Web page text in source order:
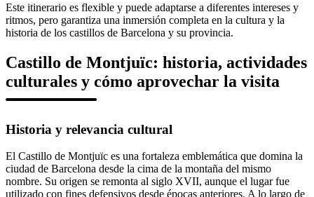
Este itinerario es flexible y puede adaptarse a diferentes intereses y
ritmos, pero garantiza una inmersión completa en la cultura y la
historia de los castillos de Barcelona y su provincia.
Castillo de Montjuïc: historia, actividades
culturales y cómo aprovechar la visita
Historia y relevancia cultural
El Castillo de Montjuïc es una fortaleza emblemática que domina la
ciudad de Barcelona desde la cima de la montaña del mismo
nombre. Su origen se remonta al siglo XVII, aunque el lugar fue
utilizado con fines defensivos desde épocas anteriores. A lo largo de